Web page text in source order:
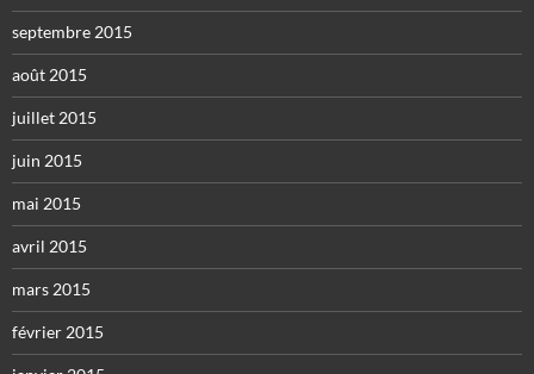
septembre 2015
août 2015
juillet 2015
juin 2015
mai 2015
avril 2015
mars 2015
février 2015